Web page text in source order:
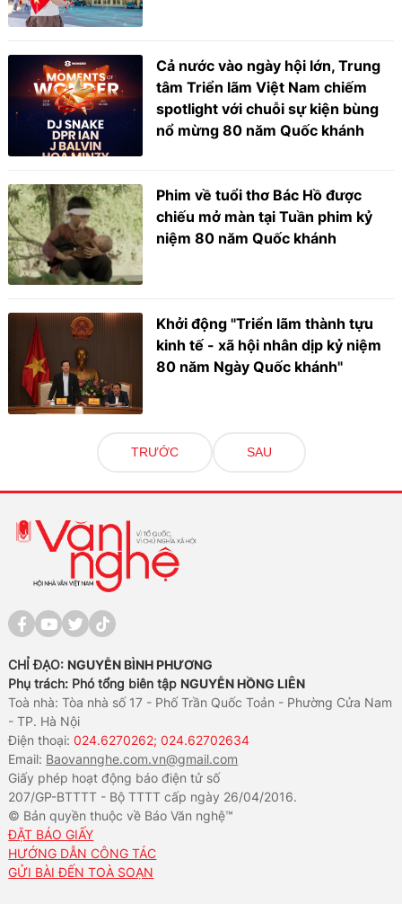
Cả nước vào ngày hội lớn, Trung
tâm Triển lãm Việt Nam chiếm
spotlight với chuỗi sự kiện bùng
nổ mừng 80 năm Quốc khánh
Phim về tuổi thơ Bác Hồ được
chiếu mở màn tại Tuần phim kỷ
niệm 80 năm Quốc khánh
Khởi động "Triển lãm thành tựu
kinh tế - xã hội nhân dịp kỷ niệm
80 năm Ngày Quốc khánh"
TRƯỚC SAU
CHỈ ĐẠO: NGUYỄN BÌNH PHƯƠNG
Phụ trách: Phó tổng biên tập NGUYỄN HỒNG LIÊN
Toà nhà: Tòa nhà số 17 - Phố Trần Quốc Toản - Phường Cửa Nam
- TP. Hà Nội
Điện thoại:024.6270262; 024.62702634
Email: Baovannghe.com.vn@gmail.com
Giấy phép hoạt động báo điện tử số
207/GP-BTTTT - Bộ TTTT cấp ngày 26/04/2016.
© Bản quyền thuộc về Báo Văn nghệ™
ĐẶT BÁO GIẤY
HƯỚNG DẪN CÔNG TÁC
GỬI BÀI ĐẾN TOÀ SOẠN